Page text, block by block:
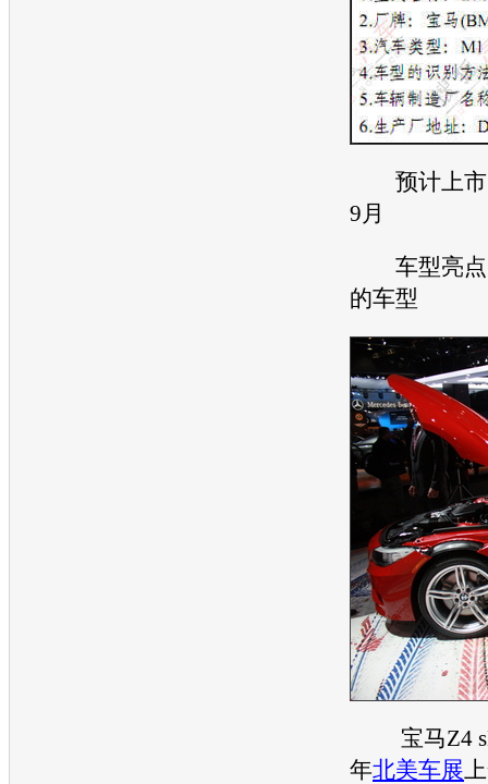
预计上市
9月
车型亮点
的车型
宝马Z4
年北美车展